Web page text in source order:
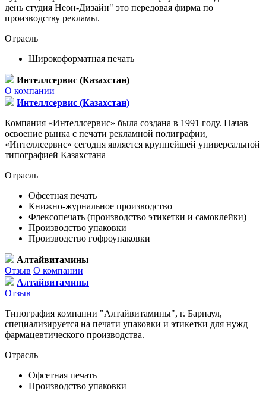
день студия Неон-Дизайн" это передовая фирма по
производству рекламы.
Отрасль
Широкоформатная печать
Интеллсервис (Казахстан)
О компании
Интеллсервис (Казахстан)
Компания «Интеллсервис» была создана в 1991 году. Начав
освоение рынка с печати рекламной полиграфии,
«Интеллсервис» сегодня является крупнейшей универсальной
типографией Казахстана
Отрасль
Офсетная печать
Книжно-журнальное производство
Флексопечать (производство этикетки и самоклейки)
Производство упаковки
Производство гофроупаковки
Алтайвитамины
Отзыв О компании
Алтайвитамины
Отзыв
Типография компании "Алтайвитамины", г. Барнаул,
специализируется на печати упаковки и этикетки для нужд
фармацевтического производства.
Отрасль
Офсетная печать
Производство упаковки